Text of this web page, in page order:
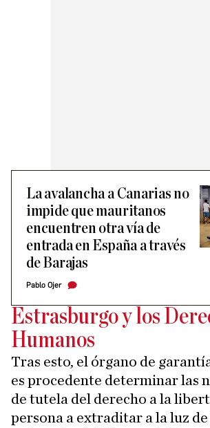
La avalancha a Canarias no
impide que mauritanos
encuentren otra vía de
entrada en España a través
de Barajas
Pablo Ojer
Estrasburgo y los
Humanos
Tras esto, el órgano de
es procedente determinar las
de tutela del derecho a la
persona a extraditar a la luz de